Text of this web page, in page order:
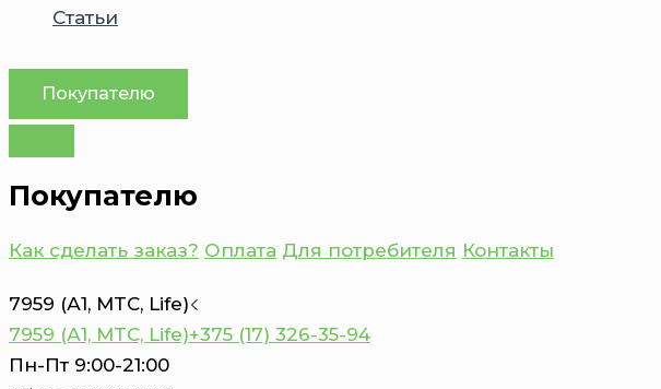
Статьи
Покупателю
Покупателю
Как сделать заказ? Оплата Для потребителя Контакты
7959 (А1, MTC, Life)
7959 (А1, MTC, Life)+375 (17) 326-35-94
Пн-Пт 9:00-21:00